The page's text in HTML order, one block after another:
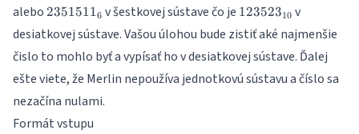
alebo 2351511_6
23515116 v šestkovej sústave čo je 123523_{10}
12352310 v
desiatkovej sústave. Vašou úlohou bude zistiť aké najmenšie
čislo to mohlo byť a vypísať ho v desiatkovej sústave. Ďalej
ešte viete, že Merlin nepoužíva jednotkovú sústavu a číslo sa
nezačína nulami.
Formát vstupu